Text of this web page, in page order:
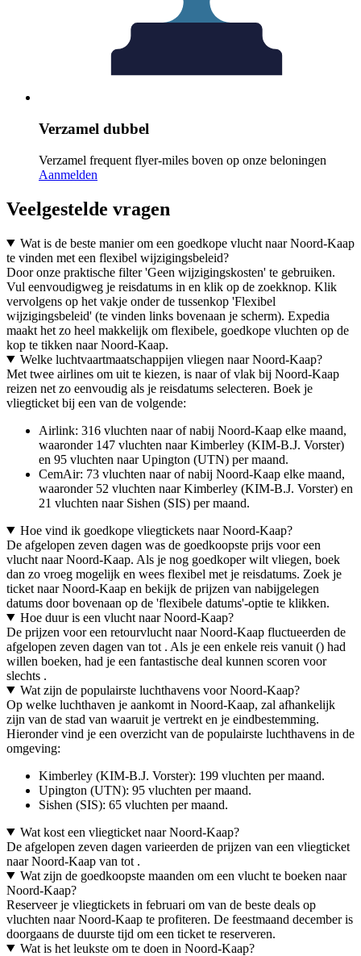
Verzamel dubbel
Verzamel frequent flyer-miles boven op onze beloningen
Aanmelden
Veelgestelde vragen
Wat is de beste manier om een goedkope vlucht naar Noord-Kaap
te vinden met een flexibel wijzigingsbeleid?
Door onze praktische filter 'Geen wijzigingskosten' te gebruiken.
Vul eenvoudigweg je reisdatums in en klik op de zoekknop. Klik
vervolgens op het vakje onder de tussenkop 'Flexibel
wijzigingsbeleid' (te vinden links bovenaan je scherm). Expedia
maakt het zo heel makkelijk om flexibele, goedkope vluchten op de
kop te tikken naar Noord-Kaap.
Welke luchtvaartmaatschappijen vliegen naar Noord-Kaap?
Met twee airlines om uit te kiezen, is naar of vlak bij Noord-Kaap
reizen net zo eenvoudig als je reisdatums selecteren. Boek je
vliegticket bij een van de volgende:
Airlink: 316 vluchten naar of nabij Noord-Kaap elke maand,
waaronder 147 vluchten naar Kimberley (KIM-B.J. Vorster)
en 95 vluchten naar Upington (UTN) per maand.
CemAir: 73 vluchten naar of nabij Noord-Kaap elke maand,
waaronder 52 vluchten naar Kimberley (KIM-B.J. Vorster) en
21 vluchten naar Sishen (SIS) per maand.
Hoe vind ik goedkope vliegtickets naar Noord-Kaap?
De afgelopen zeven dagen was de goedkoopste prijs voor een
vlucht naar Noord-Kaap. Als je nog goedkoper wilt vliegen, boek
dan zo vroeg mogelijk en wees flexibel met je reisdatums. Zoek je
ticket naar Noord-Kaap en bekijk de prijzen van nabijgelegen
datums door bovenaan op de 'flexibele datums'-optie te klikken.
Hoe duur is een vlucht naar Noord-Kaap?
De prijzen voor een retourvlucht naar Noord-Kaap fluctueerden de
afgelopen zeven dagen van tot . Als je een enkele reis vanuit () had
willen boeken, had je een fantastische deal kunnen scoren voor
slechts .
Wat zijn de populairste luchthavens voor Noord-Kaap?
Op welke luchthaven je aankomt in Noord-Kaap, zal afhankelijk
zijn van de stad van waaruit je vertrekt en je eindbestemming.
Hieronder vind je een overzicht van de populairste luchthavens in de
omgeving:
Kimberley (KIM-B.J. Vorster): 199 vluchten per maand.
Upington (UTN): 95 vluchten per maand.
Sishen (SIS): 65 vluchten per maand.
Wat kost een vliegticket naar Noord-Kaap?
De afgelopen zeven dagen varieerden de prijzen van een vliegticket
naar Noord-Kaap van tot .
Wat zijn de goedkoopste maanden om een vlucht te boeken naar
Noord-Kaap?
Reserveer je vliegtickets in februari om van de beste deals op
vluchten naar Noord-Kaap te profiteren. De feestmaand december is
doorgaans de duurste tijd om een ticket te reserveren.
Wat is het leukste om te doen in Noord-Kaap?